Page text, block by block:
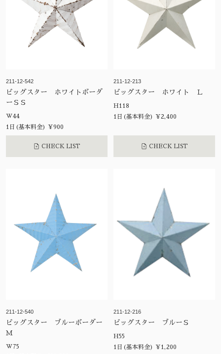
211-12-542
ビッグスター ホワイトボーダ
ーＳＳ
W44
1日(基本料金) ¥900
CHECK LIST
211-12-213
ビッグスター ホワイト Ｌ
H118
1日(基本料金) ¥2,400
CHECK LIST
211-12-540
ビッグスター ブルーボーダー
Ｍ
W75
211-12-216
ビッグスター ブルーＳ
H55
1日(基本料金) ¥1,200